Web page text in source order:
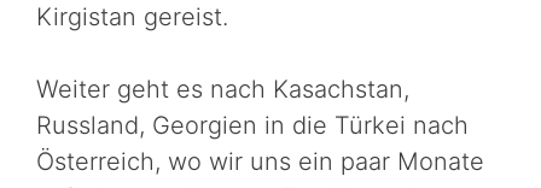
Kirgistan gereist.
Weiter geht es nach Kasachstan,
Russland, Georgien in die Türkei nach
Österreich, wo wir uns ein paar Monate